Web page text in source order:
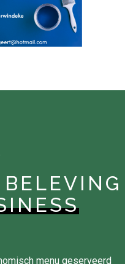
menu geserveerd